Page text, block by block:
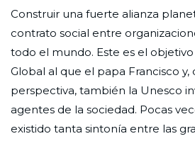
Construir una fuerte alianza
contrato social entre
todo el mundo. Este es el
Global al que el papa Francisco y,
perspectiva, también la Unesco
agentes de la sociedad. Pocas
existido tanta sintonía entre las